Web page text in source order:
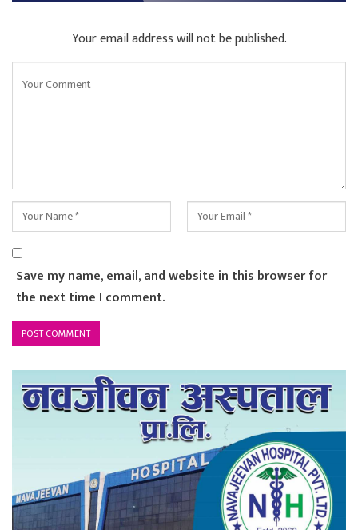
Your email address will not be published.
Save my name, email, and website in this browser for
the next time I comment.